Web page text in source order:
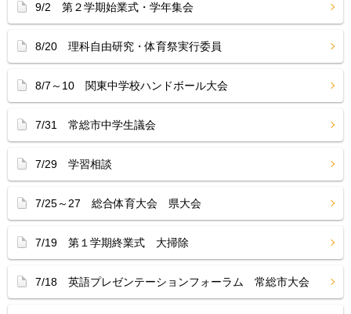
9/2 第２学期始業式・学年集会
8/20 理科自由研究・体育祭実行委員
8/7～10 関東中学校ハンドボール大会
7/31 常総市中学生議会
7/29 学習相談
7/25～27 総合体育大会 県大会
7/19 第１学期終業式 大掃除
7/18 英語プレゼンテーションフォーラム 常総市大会